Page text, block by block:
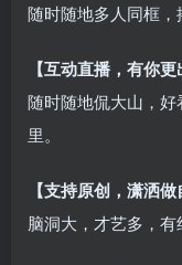
随时随地多人同框，
【互动直播，有你更
随时随地侃大山，
里。
【支持原创，潇洒做
脑洞大，才艺多，有